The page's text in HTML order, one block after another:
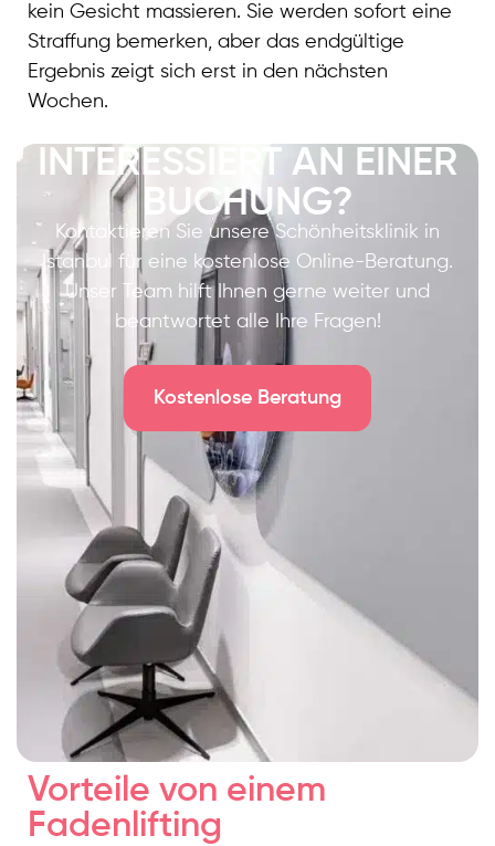
kein Gesicht massieren. Sie werden sofort eine
Straffung bemerken, aber das endgültige
Ergebnis zeigt sich erst in den nächsten
Wochen.
INTERESSIERT AN EINER
BUCHUNG?
Kontaktieren Sie unsere Schönheitsklinik in
Istanbul für eine kostenlose Online-Beratung.
Unser Team hilft Ihnen gerne weiter und
beantwortet alle Ihre Fragen!
Kostenlose Beratung
Vorteile von einem
Fadenlifting